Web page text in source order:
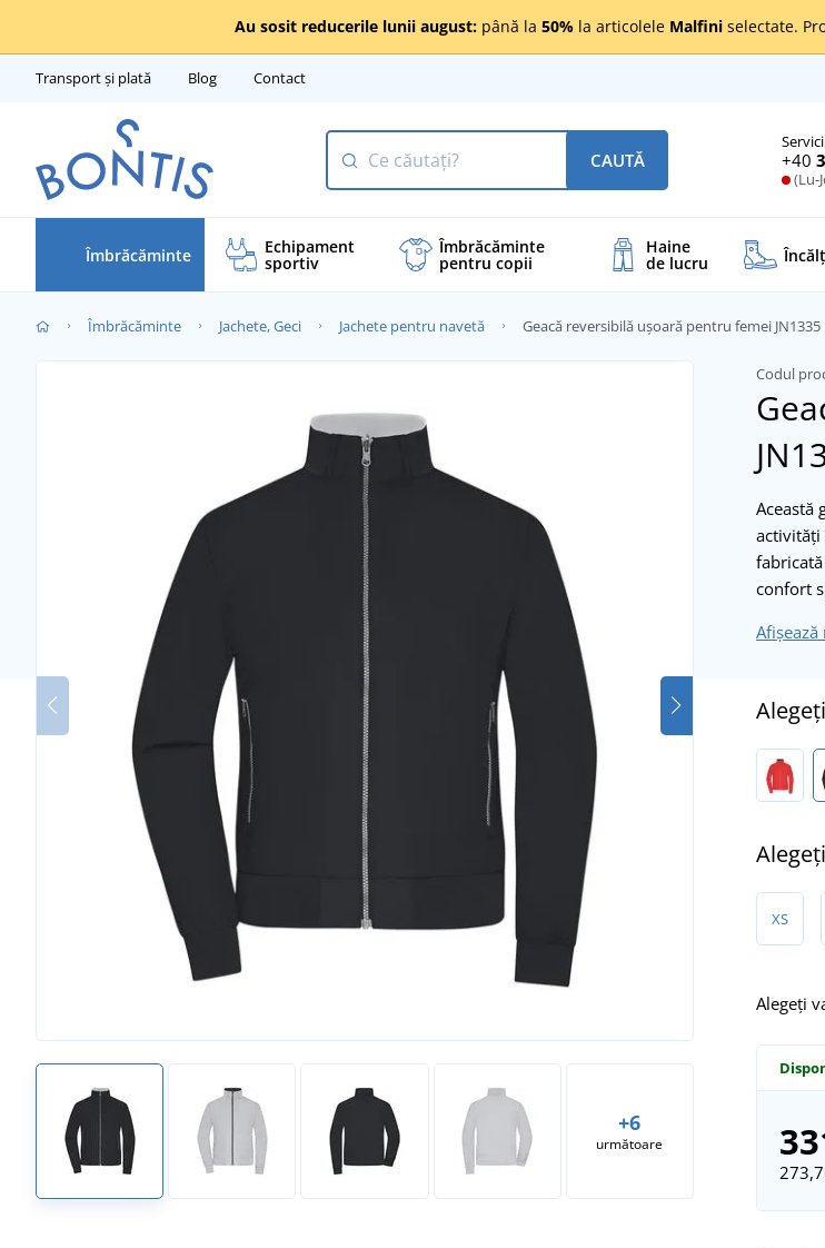
Au sosit reducerile lunii august: până la 50% la articolele Malfini selectate.
Transport și plată Blog Contact
+40
(Lu-
CAUTĂ
Îmbrăcăminte Echipament
sportiv
Îmbrăcăminte
pentru copii
Haine
de lucru
Îmbrăcăminte Jachete, Geci Jachete pentru navetă Geacă reversibilă ușoară pentru femei JN1335
Codul
+6
următoare
Această
activități
confort
XS
Alegeți